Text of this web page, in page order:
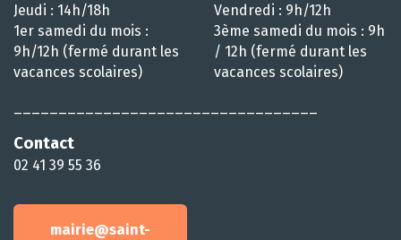
Jeudi : 14h/18h
1er samedi du mois :
9h/12h (fermé durant les
vacances scolaires)
Contact
02 41 39 55 36
mairie@saint-
Vendredi : 9h/12h
3ème samedi du mois : 9h
/ 12h (fermé durant les
vacances scolaires)